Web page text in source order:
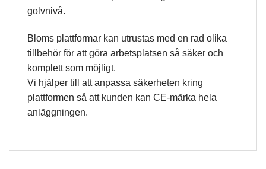
golvnivå.
Bloms plattformar kan utrustas med en rad olika
tillbehör för att göra arbetsplatsen så säker och
komplett som möjligt.
Vi hjälper till att anpassa säkerheten kring
plattformen så att kunden kan CE-märka hela
anläggningen.
taget ska
fungera.
Statistik
För att vi ska
kunna
förbättra
hemsidans
funktionalitet
hur